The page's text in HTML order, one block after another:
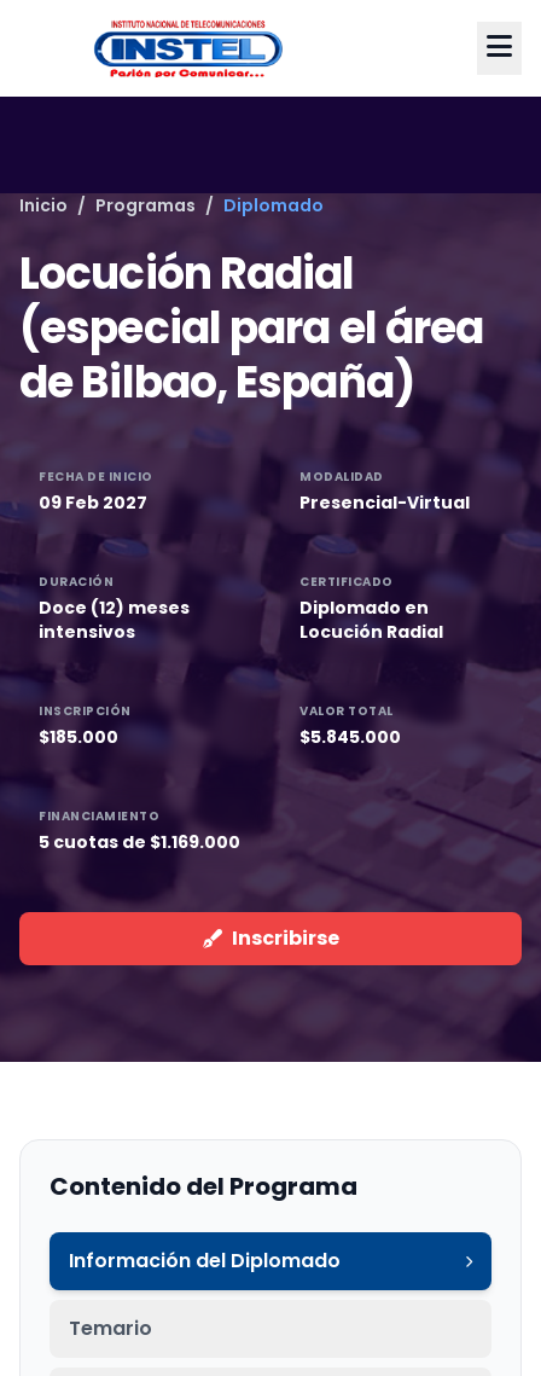
Inicio / Programas / Diplomado
Locución Radial
(especial para el área
de Bilbao, España)
FECHA DE INICIO
09 Feb 2027
MODALIDAD
Presencial-Virtual
DURACIÓN
Doce (12) meses
intensivos
CERTIFICADO
Diplomado en
Locución Radial
INSCRIPCIÓN
$185.000
VALOR TOTAL
$5.845.000
FINANCIAMIENTO
5 cuotas de $1.169.000
Inscribirse
Contenido del Programa
Información del Diplomado
Temario